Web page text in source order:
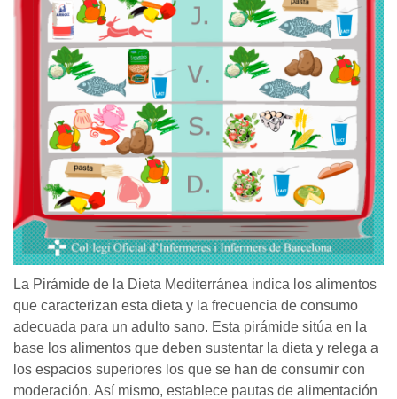
La Pirámide de la Dieta Mediterránea indica los alimentos
que caracterizan esta dieta y la frecuencia de consumo
adecuada para un adulto sano. Esta pirámide sitúa en la
base los alimentos que deben sustentar la dieta y relega a
los espacios superiores los que se han de consumir con
moderación. Así mismo, establece pautas de alimentación